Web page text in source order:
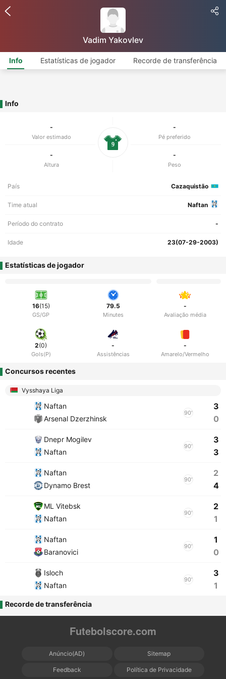
Vadim Yakovlev
Info Estatísticas de jogador Recorde de transferência
Info
-
Valor estimado
-
Pé preferido
-
Altura
-
Peso
9
País Cazaquistão
Time atual Naftan
Período do contrato -
Idade 23(07-29-2003)
Estatísticas de jogador
16(15)
GS/GP
79.5
Minutes
-
Avaliação média
2(0)
Gols(P)
-
Assistências
-
Amarelo/Vermelho
Concursos recentes
Vysshaya Liga
Naftan
Arsenal Dzerzhinsk
90'
3
0
Dnepr Mogilev
Naftan
90'
3
3
Naftan
Dynamo Brest
90'
2
4
ML Vitebsk
Naftan
90'
2
1
Naftan
Baranovici
90'
1
0
Isloch
Naftan
90'
3
1
Recorde de transferência
Futebolscore.com
Anúncio(AD) Sitemap
Feedback Política de Privacidade